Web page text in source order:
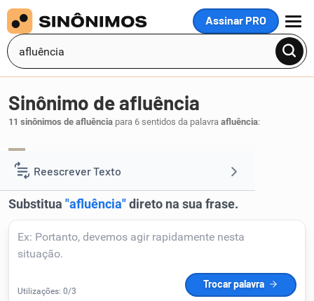
Assinar PRO
MENU
Reescrever Texto
Resumir Texto
Corrigir Texto
Detector de IA
Sinônimo de afluência
11 sinônimos de afluência para 6 sentidos da palavra afluência: